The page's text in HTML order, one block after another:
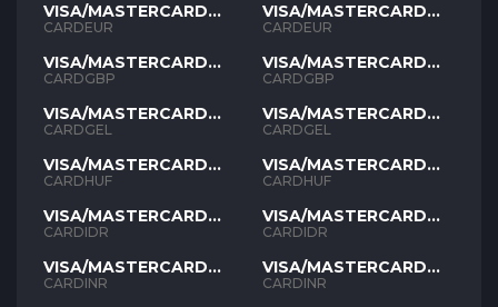
VISA/MASTERCARD
EUR
CARDEUR
VISA/MASTERCARD
GBP
CARDGBP
VISA/MASTERCARD
GEL
CARDGEL
VISA/MASTERCARD
HUF
CARDHUF
VISA/MASTERCARD
IDR
CARDIDR
VISA/MASTERCARD
INR
CARDINR
VISA/MASTERCARD
EUR
CARDEUR
VISA/MASTERCARD
GBP
CARDGBP
VISA/MASTERCARD
GEL
CARDGEL
VISA/MASTERCARD
HUF
CARDHUF
VISA/MASTERCARD
IDR
CARDIDR
VISA/MASTERCARD
INR
CARDINR